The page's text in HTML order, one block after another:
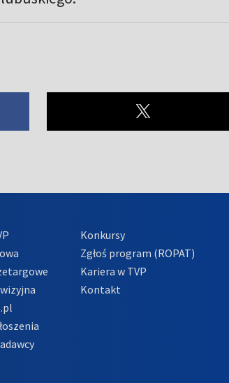
Konkursy
Zgłoś program (ROPAT)
Kariera w TVP
Kontakt